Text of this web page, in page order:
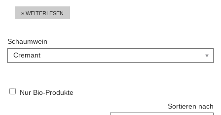
» WEITERLESEN
Schaumwein
Nur Bio-Produkte
Sortieren nach